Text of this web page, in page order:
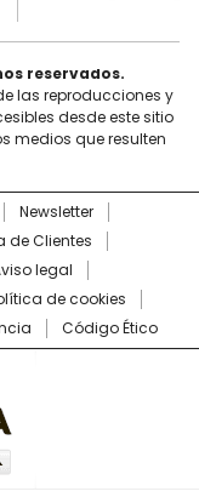
reservados.
las reproducciones y
desde este sitio
medios que resulten
Newsletter
de Clientes
legal
de cookies
Código Ético